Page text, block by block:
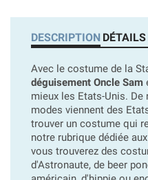
DESCRIPTION
Avec le costume de la
déguisement Oncle Sam
mieux les Etats-Unis. De
modes viennent des
trouver un costume qui
notre rubrique dédiée aux
vous trouverez des
d'Astronaute, de beer